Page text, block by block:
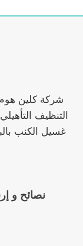
شركة كلين
التنظيف
غسيل الكنب
نصائح و